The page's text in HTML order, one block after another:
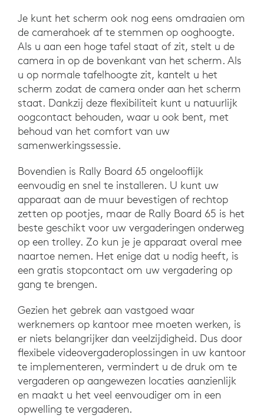
Je kunt het scherm ook nog eens omdraaien om
de camerahoek af te stemmen op ooghoogte.
Als u aan een hoge tafel staat of zit, stelt u de
camera in op de bovenkant van het scherm. Als
u op normale tafelhoogte zit, kantelt u het
scherm zodat de camera onder aan het scherm
staat. Dankzij deze flexibiliteit kunt u natuurlijk
oogcontact behouden, waar u ook bent, met
behoud van het comfort van uw
samenwerkingssessie.
Bovendien is Rally Board 65 ongelooflijk
eenvoudig en snel te installeren. U kunt uw
apparaat aan de muur bevestigen of rechtop
zetten op pootjes, maar de Rally Board 65 is het
beste geschikt voor uw vergaderingen onderweg
op een trolley. Zo kun je je apparaat overal mee
naartoe nemen. Het enige dat u nodig heeft, is
een gratis stopcontact om uw vergadering op
gang te brengen.
Gezien het gebrek aan vastgoed waar
werknemers op kantoor mee moeten werken, is
er niets belangrijker dan veelzijdigheid. Dus door
flexibele videovergaderoplossingen in uw kantoor
te implementeren, vermindert u de druk om te
vergaderen op aangewezen locaties aanzienlijk
en maakt u het veel eenvoudiger om in een
opwelling te vergaderen.